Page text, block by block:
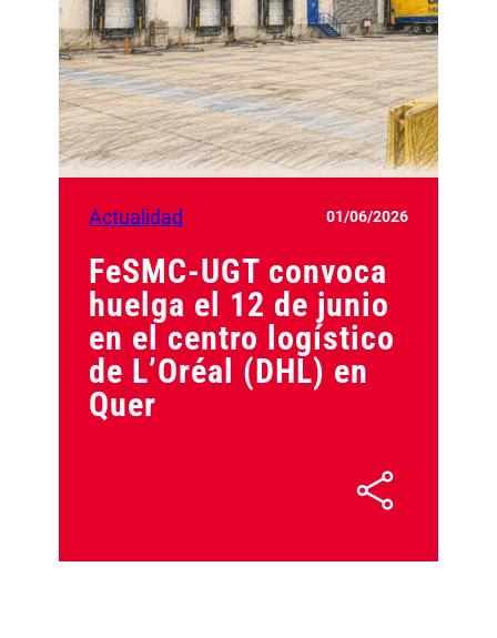
Actualidad 01/06/2026
FeSMC-UGT convoca
huelga el 12 de junio
en el centro logístico
de L’Oréal (DHL) en
Quer